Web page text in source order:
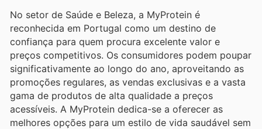
No setor de Saúde e Beleza, a MyProtein é
reconhecida em Portugal como um destino de
confiança para quem procura excelente valor e
preços competitivos. Os consumidores podem poupar
significativamente ao longo do ano, aproveitando as
promoções regulares, as vendas exclusivas e a vasta
gama de produtos de alta qualidade a preços
acessíveis. A MyProtein dedica-se a oferecer as
melhores opções para um estilo de vida saudável sem